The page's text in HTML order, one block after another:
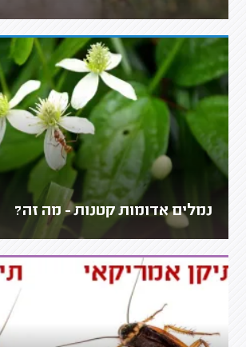
נמלים אדומות קטנות - מה זה?